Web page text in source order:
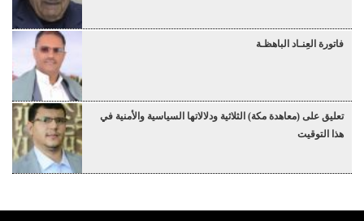
فاتورة العِنـاد الباهظـة
تعليق على (معاهدة مكة) الثلاثية ودلالاتها السياسية والأمنية في
هذا التوقيت